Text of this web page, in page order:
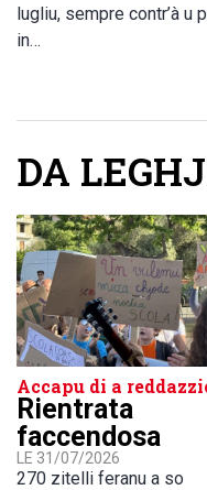
lugliu, sempre contr’à
in…
DA
Accapu di a
Rientrata
faccendosa
LE 31/07/2026
270 zitelli feranu a so